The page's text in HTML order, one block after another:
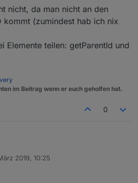
liegender Name" haben, in
Temperatur" steht.
diesem neuen Baustein ("darüber
dem zugehörigen Sensor
Nachrichten zu versenden die mir den
Sensor direkt mitteilen können)
nicht, da man nicht an den
kommt (zumindest hab ich nix
Elemente teilen: getParentId und
im Beitrag wenn er euch geholfen hat.
0
nicht ob ioBroker überhaupt Regex in
zu lässt (bis auf * glaube
geht nicht, da man nicht an den
2019, 10:25